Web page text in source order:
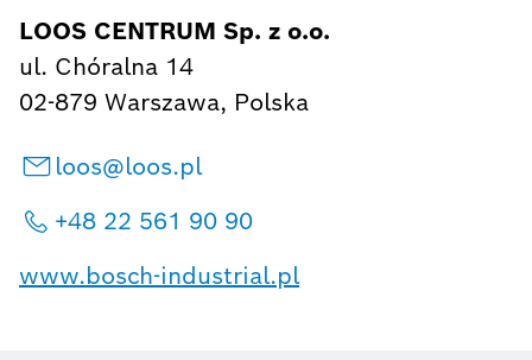
LOOS CENTRUM Sp. z o.o.
ul. Chóralna 14
02-879 Warszawa, Polska
loos@loos.pl
+48 22 561 90 90
www.bosch-industrial.pl